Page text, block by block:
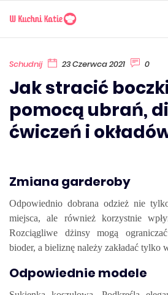
Schudnij 23 Czerwca 2021 0
Jak stracić
pomocą ubrań,
ćwiczeń i
Zmiana garderoby
Odpowiednio dobrana odzież nie
miejsca, ale również korzystnie
Rozciągliwe dżinsy mogą
bioder, a bieliznę należy zakładać tylko
Odpowiednie modele